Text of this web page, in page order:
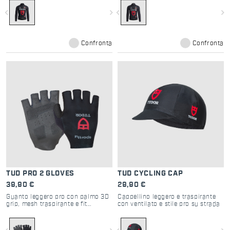
navigate_before navigate_next
Confronta
navigate_before navigate_next
Confronta
TUD PRO 2 GLOVES
39,90 €
Guanto leggero pro con palmo 3D
grip, mesh traspirante e fit
TUD CYCLING CAP
29,90 €
Cappellino leggero e traspirante
con ventilato e stile pro su strada